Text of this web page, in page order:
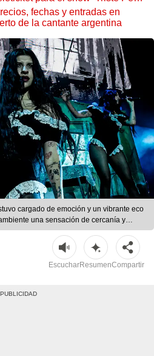
fechas y entradas en
de la cantante argentina
cargado de emoción y un vibrante eco
una sensación de cercanía y
composición LR - Omar Neyra
EscucharResumenCompartir